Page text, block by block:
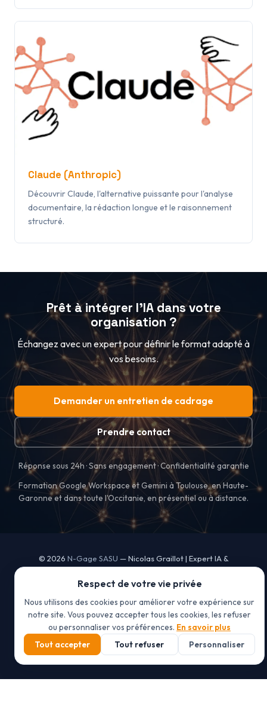
Claude (Anthropic)
Découvrir Claude, l'alternative puissante pour l'analyse
documentaire, la rédaction longue et le raisonnement
structuré.
Prêt à intégrer l'IA dans votre
organisation ?
Échangez avec un expert pour définir le format adapté à
vos besoins.
Demander un entretien de cadrage
Prendre contact
Réponse sous 24h · Sans engagement · Confidentialité garantie
Formation Google Workspace et Gemini à Toulouse, en Haute-
Garonne et dans toute l'Occitanie, en présentiel ou à distance.
© 2026 N-Gage SASU — Nicolas Graillot | Expert IA &
Organisme de formation déclaré sous le n° 76311499031 auprès du
préfet de région Occitanie
Mentions légales
CGV
Politique de confidentialité
Gérer les cookies
Respect de votre vie privée
Nous utilisons des cookies pour améliorer votre expérience sur
notre site. Vous pouvez accepter tous les cookies, les refuser
ou personnaliser vos préférences. En savoir plus
Tout accepter
Tout refuser Personnaliser